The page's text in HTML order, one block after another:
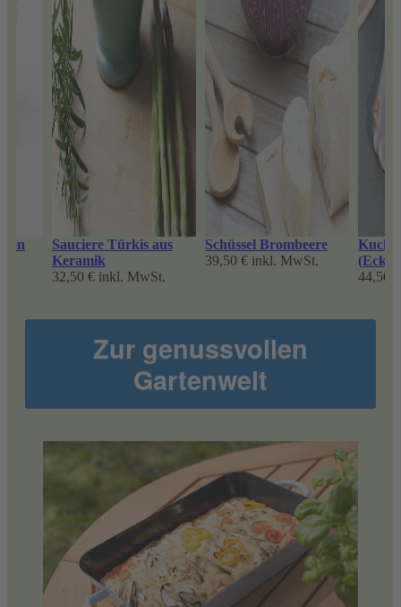
Sauciere Türkis aus
Keramik
32,50 € inkl. MwSt.
Schüssel Brombeere
39,50 € inkl. MwSt.
(Eckig)
44,50 €
Zur genussvollen
Gartenwelt